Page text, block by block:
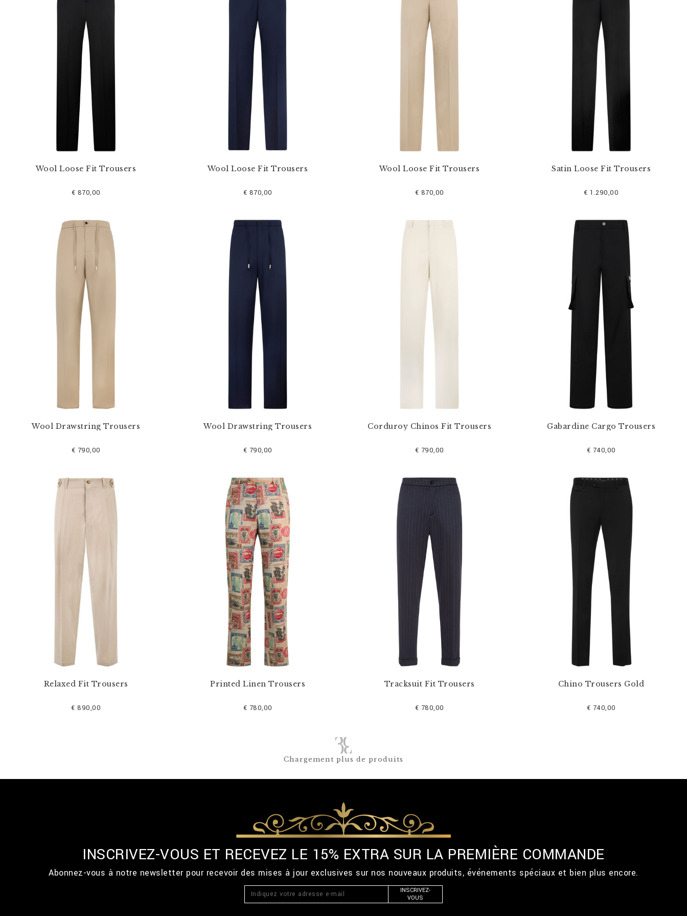
Wool Loose Fit Trousers
€ 870,00
Wool Loose Fit Trousers
€ 870,00
Wool Loose Fit Trousers
€ 870,00
Satin Loose Fit Trousers
€ 1.290,00
Wool Drawstring Trousers
€ 790,00
Wool Drawstring Trousers
€ 790,00
Corduroy Chinos Fit Trousers
€ 790,00
Gabardine Cargo Trousers
€ 740,00
Relaxed Fit Trousers
€ 890,00
Printed Linen Trousers
€ 780,00
Tracksuit Fit Trousers
€ 780,00
Chino Trousers Gold
€ 740,00
Chargement plus de produits
INSCRIVEZ-VOUS ET RECEVEZ LE 15% EXTRA SUR LA PREMIÈRE COMMANDE
Abonnez-vous à notre newsletter pour recevoir des mises à jour exclusives sur nos nouveaux produits, événements spéciaux et bien plus encore.
INSCRIVEZ-
VOUS